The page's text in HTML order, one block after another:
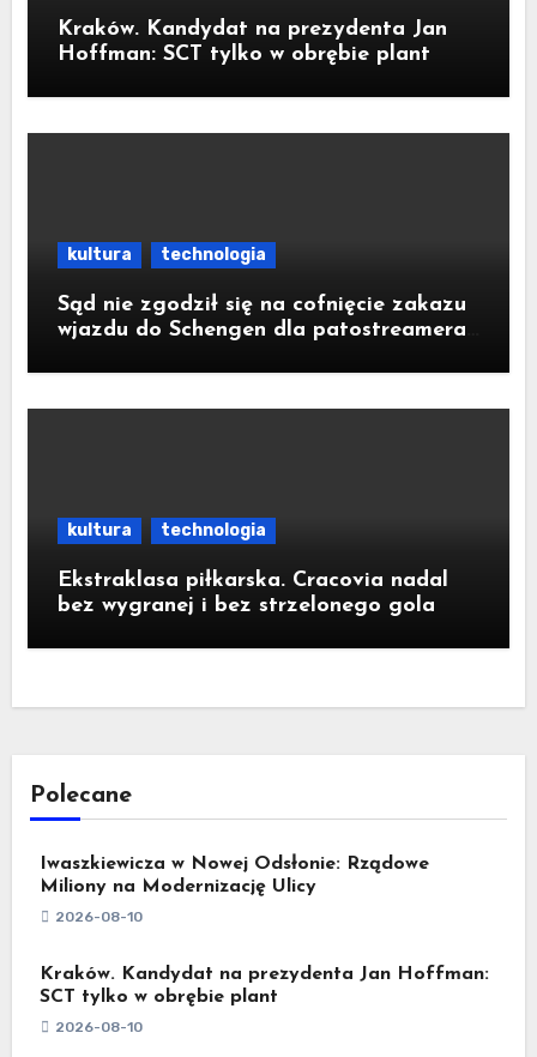
Kraków. Kandydat na prezydenta Jan
Hoffman: SCT tylko w obrębie plant
kultura technologia
Sąd nie zgodził się na cofnięcie zakazu
wjazdu do Schengen dla patostreamera
kultura technologia
Ekstraklasa piłkarska. Cracovia nadal
bez wygranej i bez strzelonego gola
Polecane
Iwaszkiewicza w Nowej Odsłonie: Rządowe
Miliony na Modernizację Ulicy
2026-08-10
Kraków. Kandydat na prezydenta Jan Hoffman:
SCT tylko w obrębie plant
2026-08-10